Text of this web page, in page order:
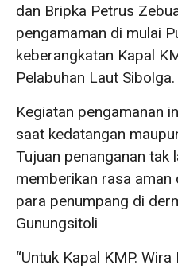
dan Bripka Petrus
pengamaman di mulai
keberangkatan Kapal
Pelabuhan Laut Sibolga.
Kegiatan pengamanan
saat kedatangan
Tujuan penanganan tak
memberikan rasa aman
para penumpang di
Gunungsitoli
“Untuk Kapal KMP.